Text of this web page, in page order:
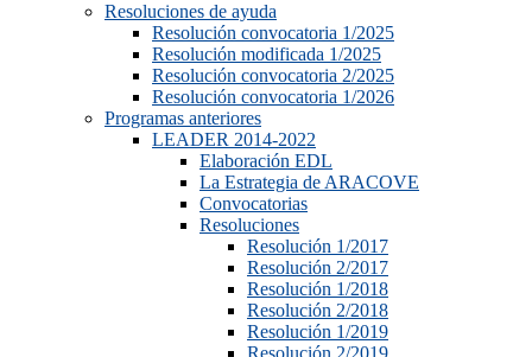
Resoluciones de ayuda
Resolución convocatoria 1/2025
Resolución modificada 1/2025
Resolución convocatoria 2/2025
Resolución convocatoria 1/2026
Programas anteriores
LEADER 2014-2022
Elaboración EDL
La Estrategia de ARACOVE
Convocatorias
Resoluciones
Resolución 1/2017
Resolución 2/2017
Resolución 1/2018
Resolución 2/2018
Resolución 1/2019
Resolución 2/2019